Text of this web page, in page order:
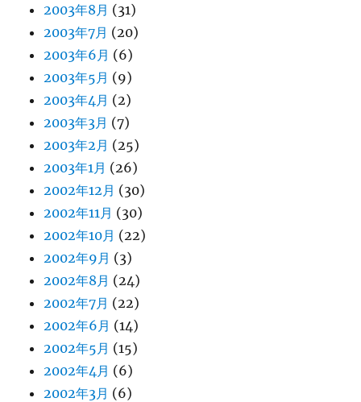
2003年8月 (31)
2003年7月 (20)
2003年6月 (6)
2003年5月 (9)
2003年4月 (2)
2003年3月 (7)
2003年2月 (25)
2003年1月 (26)
2002年12月 (30)
2002年11月 (30)
2002年10月 (22)
2002年9月 (3)
2002年8月 (24)
2002年7月 (22)
2002年6月 (14)
2002年5月 (15)
2002年4月 (6)
2002年3月 (6)